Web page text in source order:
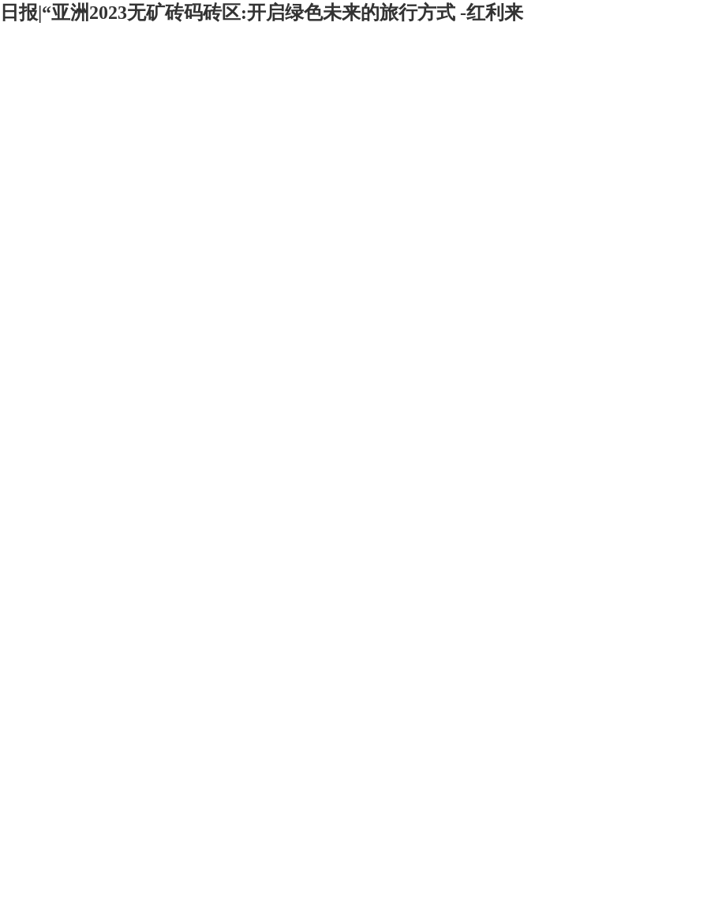
日报|“亚洲2023无矿砖码砖区:开启绿色未来的旅行方式 -红利来